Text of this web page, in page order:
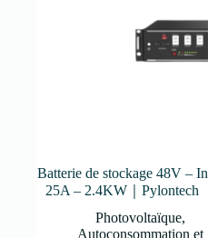
Batterie de stockage 48V – In
25A – 2.4KW｜Pylontech
Photovoltaïque,
Autoconsommation et